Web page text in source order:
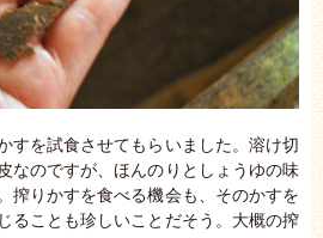
すを試食させてもらいました。溶け切
なのですが、ほんのりとしょうゆの味
搾りかすを食べる機会も、そのかすを
ることも珍しいことだそう。大概の搾